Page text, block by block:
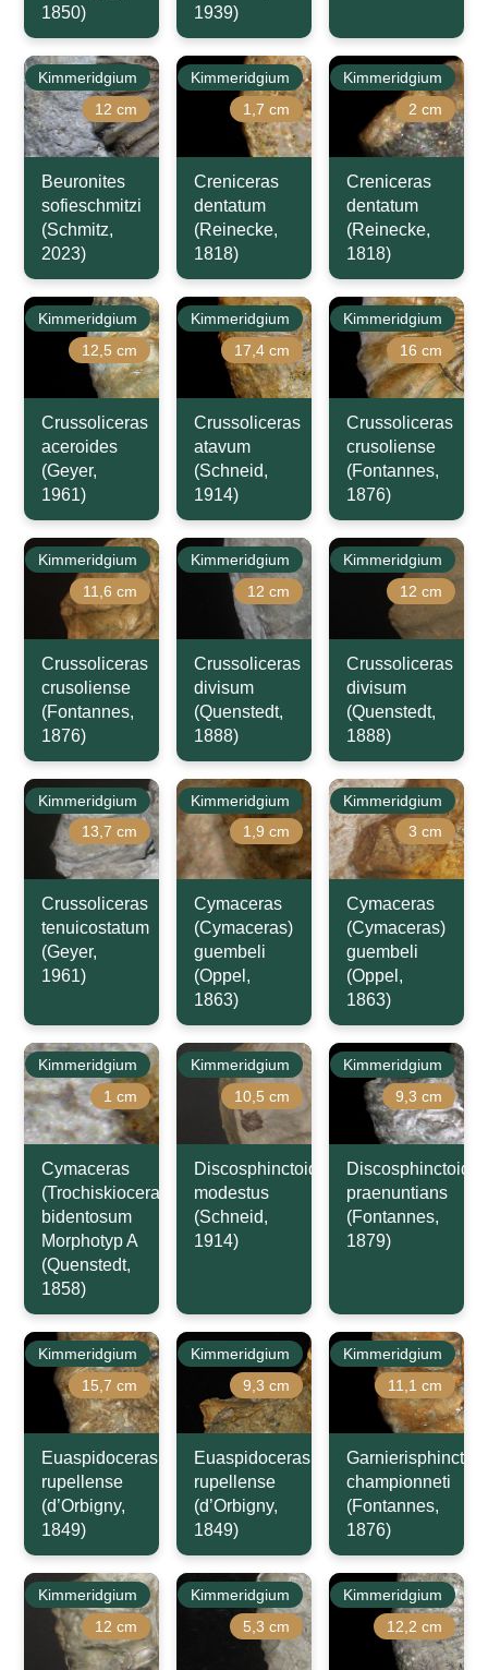
1850)
1939)
Kimmeridgium
12 cm
Beuronites
sofieschmitzi
(Schmitz,
2023)
Kimmeridgium
1,7 cm
Creniceras
dentatum
(Reinecke,
1818)
Kimmeridgium
2 cm
Creniceras
dentatum
(Reinecke,
1818)
Kimmeridgium
12,5 cm
Crussoliceras
aceroides
(Geyer,
1961)
Kimmeridgium
17,4 cm
Crussoliceras
atavum
(Schneid,
1914)
Kimmeridgium
16 cm
Crussoliceras
crusoliense
(Fontannes,
1876)
Kimmeridgium
11,6 cm
Crussoliceras
crusoliense
(Fontannes,
1876)
Kimmeridgium
12 cm
Crussoliceras
divisum
(Quenstedt,
1888)
Kimmeridgium
12 cm
Crussoliceras
divisum
(Quenstedt,
1888)
Kimmeridgium
13,7 cm
Crussoliceras
tenuicostatum
(Geyer,
1961)
Kimmeridgium
1,9 cm
Cymaceras
(Cymaceras)
guembeli
(Oppel,
1863)
Kimmeridgium
3 cm
Cymaceras
(Cymaceras)
guembeli
(Oppel,
1863)
Kimmeridgium
1 cm
Cymaceras
(Trochiskioceras)
bidentosum
Morphotyp A
(Quenstedt,
1858)
Kimmeridgium
10,5 cm
Discosphinctoides
modestus
(Schneid,
1914)
Kimmeridgium
9,3 cm
Discosphinctoides
praenuntians
(Fontannes,
1879)
Kimmeridgium
15,7 cm
Euaspidoceras
rupellense
(d’Orbigny,
1849)
Kimmeridgium
9,3 cm
Euaspidoceras
rupellense
(d’Orbigny,
1849)
Kimmeridgium
11,1 cm
Garnierisphinctes
championneti
(Fontannes,
1876)
Kimmeridgium
12 cm
Kimmeridgium
5,3 cm
Kimmeridgium
12,2 cm